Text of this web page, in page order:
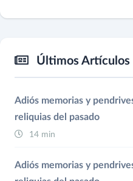
Últimos Artículos
Adiós memorias y
reliquias del pasado
14 min
Adiós memorias y